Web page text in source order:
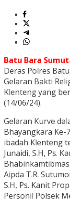
Batu Bara
Deras Polres
Gelaran Bakti
Klenteng yang
(14/06/24).
Gelaran Kurve
Bhayangkara
ibadah Klenteng
Junaidi, S.H, Ps.
Aipda T.R.
S.H, Ps. Kanit
Personil Polsek